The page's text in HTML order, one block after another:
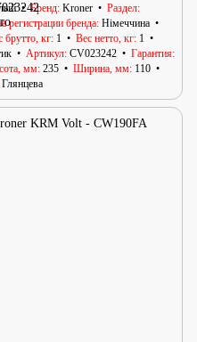
Бренд Kroner
Раздел
регистрации бренда Німеччина
брутто, кг 1 Вес нетто, кг 1
Артикул CV023242
Гарантия
мм 235 Ширина, мм 110
Глянцева